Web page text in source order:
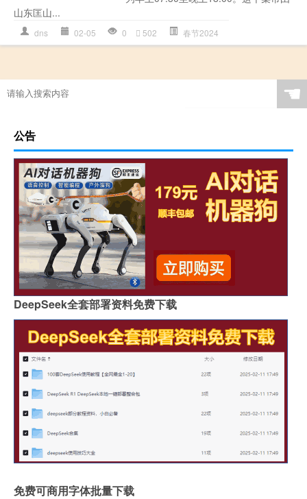
山东匡山...
dns 02-05 0 502 春节2024
☚
公告
DeepSeek全套部署资料免费下载
免费可商用字体批量下载